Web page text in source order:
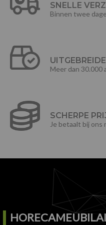
SNELLE
Binnen twee
Meer dan 30.000
SCHERPE
Je betaalt bij ons